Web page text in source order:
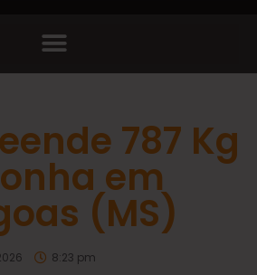
787 Kg
em
(MS)
8:23 pm